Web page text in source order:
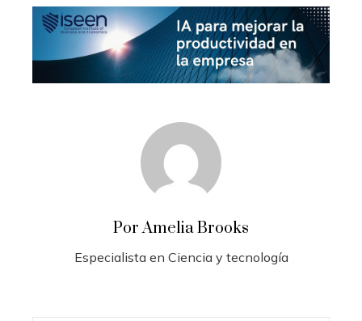
Por Amelia Brooks
Especialista en Ciencia y tecnología